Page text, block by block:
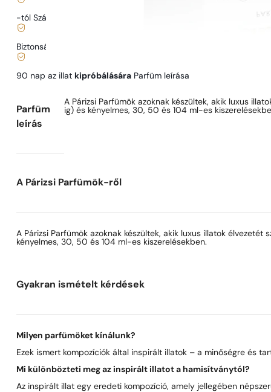
-tól Szállítás
Biztonságos vásárlás és fizetés
90 nap az illat kipróbálására Parfüm leírása
Parfüm
leírás
A Párizsi Parfümök azoknak készültek, akik luxus
ig) és kényelmes, 30, 50 és 104 ml-es
A Párizsi Parfümök-ről
A Párizsi Parfümök azoknak készültek, akik luxus illatok
kényelmes, 30, 50 és 104 ml-es kiszerelésekben.
Gyakran ismételt kérdések
Milyen parfümöket kínálunk?
Ezek ismert kompozíciók által inspirált illatok – a minőségre és
Mi különbözteti meg az inspirált illatot a hamisítványtól?
Az inspirált illat egy eredeti kompozíció, amely jellegében